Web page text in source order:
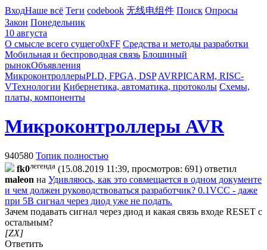
ВходНаше всё Теги codebook 无线电组件 Поиск Опросы
Закон Понедельник
10 августа
О смысле всего сущего0xFF Средства и методы разработки
Мобильная и беспроводная связь Блошиный
рынокОбъявления
МикроконтроллерыPLD, FPGA, DSP AVRPICARM, RISC-
VТехнологии Кибернетика, автоматика, протоколы Схемы,
платы, компоненты
Микроконтроллеры AVR
940580 Топик полностью
fk0легенда (15.08.2019 11:39, просмотров: 691) ответил
maleon на Удивляюсь, как это совмещается в одном документе
и чем должен руководствоваться разработчик? 0.1VCC - даже
при 5В сигнал через диод уже не подать.
Зачем подавать сигнал через диод и какая связь входе RESET с
остальным?
[ZX]
Ответить